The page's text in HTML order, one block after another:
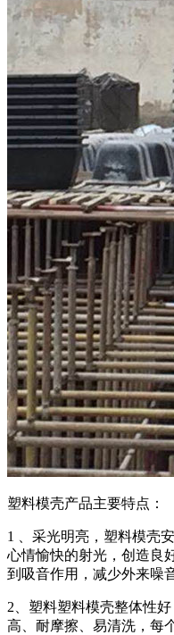
塑料模壳产品主要特点：
1 、采光明亮，塑料模壳
心情愉快的射光，创造良
到吸音作用，减少外来噪
2、塑料塑料模壳整体性
高、耐摩擦、易清洗，每